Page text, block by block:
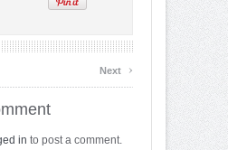
Next ›
in to post a comment.